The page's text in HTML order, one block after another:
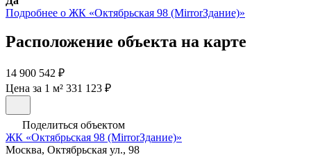
Подробнее о ЖК «Октябрьская 98 (MirrorЗдание)»
Расположение объекта на карте
14 900 542 ₽
Цена за 1 м² 331 123 ₽
Поделиться объектом
ЖК «Октябрьская 98 (MirrorЗдание)»
Москва, Октябрьская ул., 98